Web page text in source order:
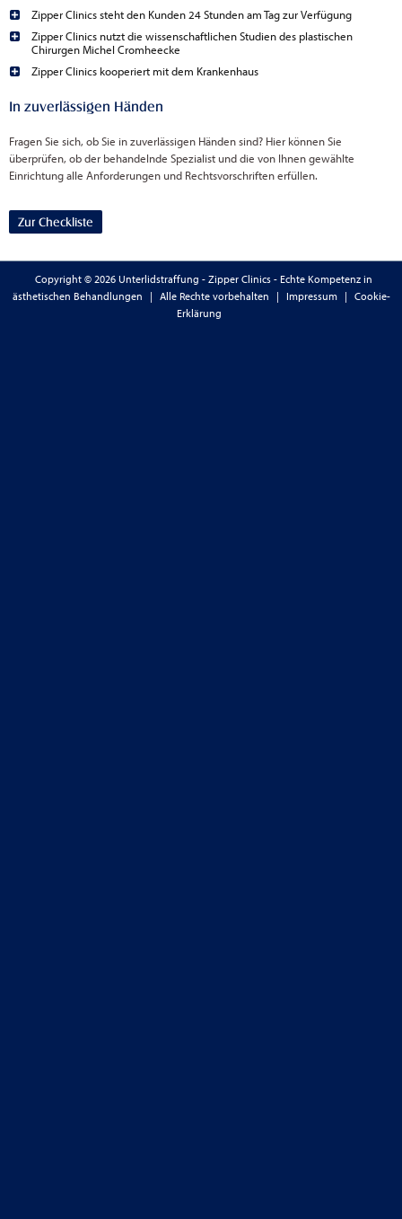
Zipper Clinics steht den Kunden 24 Stunden am Tag zur Verfügung
Zipper Clinics nutzt die wissenschaftlichen Studien des plastischen
Chirurgen Michel Cromheecke
Zipper Clinics kooperiert mit dem Krankenhaus
In zuverlässigen Händen
Fragen Sie sich, ob Sie in zuverlässigen Händen sind? Hier können Sie
überprüfen, ob der behandelnde Spezialist und die von Ihnen gewählte
Einrichtung alle Anforderungen und Rechtsvorschriften erfüllen.
Zur Checkliste
Copyright © 2026 Unterlidstraffung - Zipper Clinics - Echte Kompetenz in
ästhetischen Behandlungen
| Alle Rechte vorbehalten | Impressum | Cookie-
Erklärung